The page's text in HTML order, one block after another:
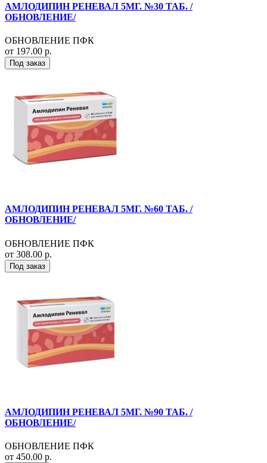
АМЛОДИПИН РЕНЕВАЛ 5МГ. №30 ТАБ. /
ОБНОВЛЕНИЕ/
ОБНОВЛЕНИЕ ПФК
от 197.00 р.
Под заказ
АМЛОДИПИН РЕНЕВАЛ 5МГ. №60 ТАБ. /
ОБНОВЛЕНИЕ/
ОБНОВЛЕНИЕ ПФК
от 308.00 р.
Под заказ
АМЛОДИПИН РЕНЕВАЛ 5МГ. №90 ТАБ. /
ОБНОВЛЕНИЕ/
ОБНОВЛЕНИЕ ПФК
от 450.00 р.